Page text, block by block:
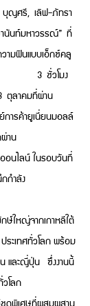
ญศรี, เลิฟ-ภัทรา
นท์มหาวรรณ์” ที่
ามฟินแบบเอ็กซ์คลู
ง 3 ชั่วโมง
ตุลาคมที่ผ่าน
รค้ายูเนี่ยนมอลล์
าน
นไลน์ ในรอบวันที่
กำลัง
ใหญ่จากเกาหลีใต้
ะเทศทั่วโลก พร้อม
และญี่ปุ่น ซึ่งงานนี้
โลก